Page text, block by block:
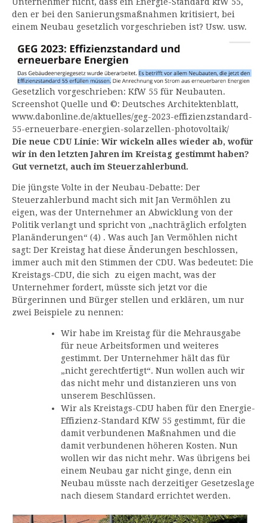
den er bei den Sanierungsmaßnahmen kritisiert, bei
einem Neubau gesetzlich vorgeschrieben ist? Usw. usw.
Gesetzlich vorgeschrieben: KfW 55 für Neubauten.
Screenshot Quelle und ©: Deutsches Architektenblatt,
www.dabonline.de/aktuelles/geg-2023-effizienzstandard-
55-erneuerbare-energien-solarzellen-photovoltaik/
Die neue CDU Linie: Wir wickeln alles wieder ab, wofür
wir in den letzten Jahren im Kreistag gestimmt haben?
Gut vernetzt, auch im Steuerzahlerbund.
Die jüngste Volte in der Neubau-Debatte: Der
Steuerzahlerbund macht sich mit Jan Vermöhlen zu
eigen, was der Unternehmer an Abwicklung von der
Politik verlangt und spricht von „nachträglich erfolgten
Planänderungen“ (4) . Was auch Jan Vermöhlen nicht
sagt: Der Kreistag hat diese Änderungen beschlossen,
immer auch mit den Stimmen der CDU. Was bedeutet: Die
Kreistags-CDU, die sich zu eigen macht, was der
Unternehmer fordert, müsste sich jetzt vor die
Bürgerinnen und Bürger stellen und erklären, um nur
zwei Beispiele zu nennen:
Wir habe im Kreistag für die Mehrausgabe
für neue Arbeitsformen und weiteres
gestimmt. Der Unternehmer hält das für
„nicht gerechtfertigt“. Nun wollen auch wir
das nicht mehr und distanzieren uns von
unserem Beschlüssen.
Wir als Kreistags-CDU haben für den Energie-
Effizienz-Standard KfW 55 gestimmt, für die
damit verbundenen Maßnahmen und die
damit verbundenen höheren Kosten. Nun
wollen wir das nicht mehr. Was übrigens bei
einem Neubau gar nicht ginge, denn ein
Neubau müsste nach derzeitiger Gesetzeslage
nach diesem Standard errichtet werden.